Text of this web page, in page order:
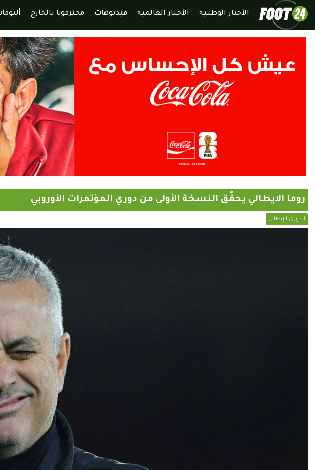
الأخبار الوطنية الأخبار العالمية فيديوهات محترفونا بالخارج
روما الايطالي يحقّق النسخة الأولى من دوري المؤتمرات الأوروبي
الدوري الإيطالي